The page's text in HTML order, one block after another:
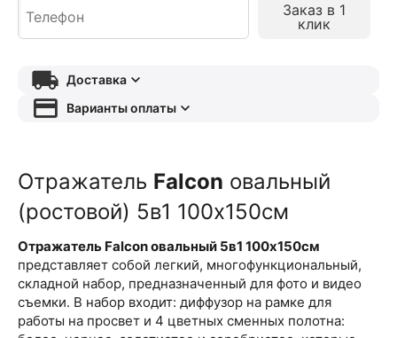
Заказ в 1
клик
Доставка
Варианты оплаты
Отражатель Falcon овальный
(ростовой) 5в1 100х150см
Отражатель Falconовальный 5в1 100х150см
представляет собой легкий, многофункциональный,
складной набор, предназначенный для фото и видео
съемки. В набор входит: диффузор на рамке для
работы на просвет и 4 цветных сменных полотна: